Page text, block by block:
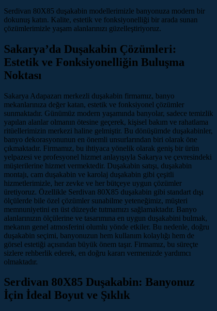
Serdivan 80X85 duşakabin modellerimizle banyonuza modern bir
dokunuş katın. Kalite, estetik ve fonksiyonelliği bir arada sunan
çözümlerimizle yaşam alanlarınızı güzelleştiriyoruz.
Sakarya’da Duşakabin Çözümleri:
Estetik ve Fonksiyonelliğin Buluşma
Noktası
Sakarya Adapazarı merkezli duşakabin firmamız, banyo
mekanlarınıza değer katan, estetik ve fonksiyonel çözümler
sunmaktadır. Günümüz modern yaşamında banyolar, sadece temizlik
yapılan alanlar olmanın ötesine geçerek, kişisel bakım ve rahatlama
ritüellerimizin merkezi haline gelmiştir. Bu dönüşümde duşakabinler,
banyo dekorasyonunun en önemli unsurlarından biri olarak öne
çıkmaktadır. Firmamız, bu ihtiyaca yönelik olarak geniş bir ürün
yelpazesi ve profesyonel hizmet anlayışıyla Sakarya ve çevresindeki
müşterilerine hizmet vermektedir. Duşakabin satışı, duşakabin
montajı, cam duşakabin ve karolaj duşakabin gibi çeşitli
hizmetlerimizle, her zevke ve her bütçeye uygun çözümler
üretiyoruz. Özellikle Serdivan 80X85 duşakabin gibi standart dışı
ölçülerde bile özel çözümler sunabilme yeteneğimiz, müşteri
memnuniyetini en üst düzeyde tutmamızı sağlamaktadır. Banyo
alanlarınızın ölçülerine ve tasarımına en uygun duşakabini bulmak,
mekanın genel atmosferini olumlu yönde etkiler. Bu nedenle, doğru
duşakabin seçimi, banyonuzun hem kullanım kolaylığı hem de
görsel estetiği açısından büyük önem taşır. Firmamız, bu süreçte
sizlere rehberlik ederek, en doğru kararı vermenizde yardımcı
olmaktadır.
Serdivan 80X85 Duşakabin: Banyonuz
İçin İdeal Boyut ve Şıklık